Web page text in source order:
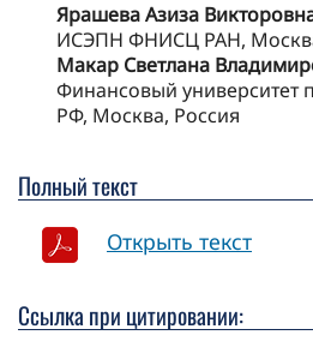
Ярашева Азиза
ИСЭПН ФНИСЦ РАН,
Макар Светлана
Финансовый университет
РФ, Москва, Россия
Полный текст
Открыть текст
Ссылка при цитировании: